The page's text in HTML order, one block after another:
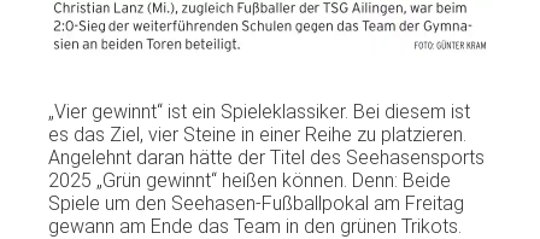
„Vier gewinnt“ ist ein Spieleklassiker. Bei diesem ist
es das Ziel, vier Steine in einer Reihe zu platzieren.
Angelehnt daran hätte der Titel des Seehasensports
2025 „Grün gewinnt“ heißen können. Denn: Beide
Spiele um den Seehasen-Fußballpokal am Freitag
gewann am Ende das Team in den grünen Trikots.